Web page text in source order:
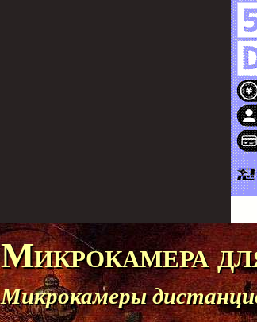
Микрокамера
Микрокамеры